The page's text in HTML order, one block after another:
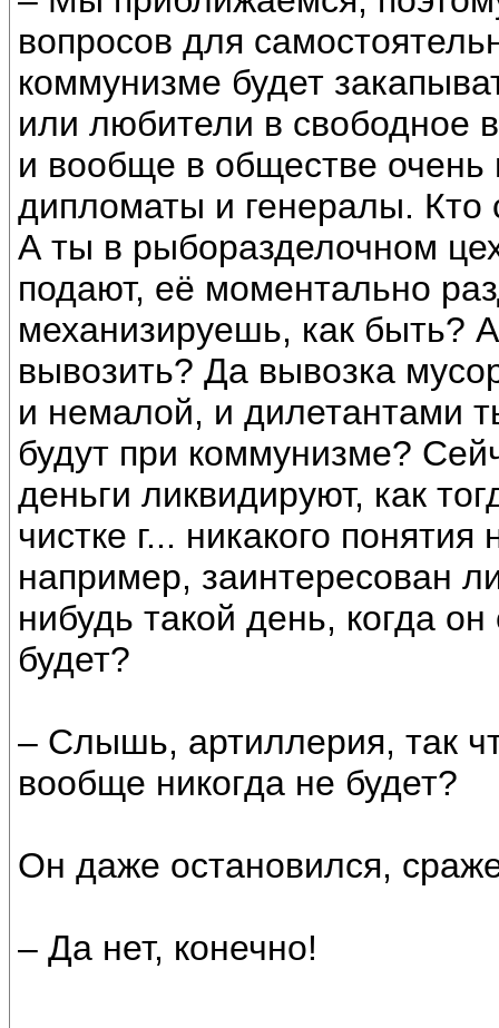
вопросов для
коммунизме будет
или любители в свободное
и вообще в обществе очень
дипломаты и генералы. Кто
А ты в рыборазделочном
подают, её моментально
механизируешь, как быть?
вывозить? Да вывозка
и немалой, и дилетантами
будут при коммунизме?
деньги ликвидируют, как
чистке г... никакого
например, заинтересован
нибудь такой день, когда
будет?
– Слышь, артиллерия, так
вообще никогда не будет?
Он даже остановился,
– Да нет, конечно!